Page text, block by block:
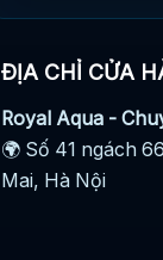
ĐỊA CHỈ CỬA
Royal Aqua -
🌍 Số 41 ngách
Mai, Hà Nội